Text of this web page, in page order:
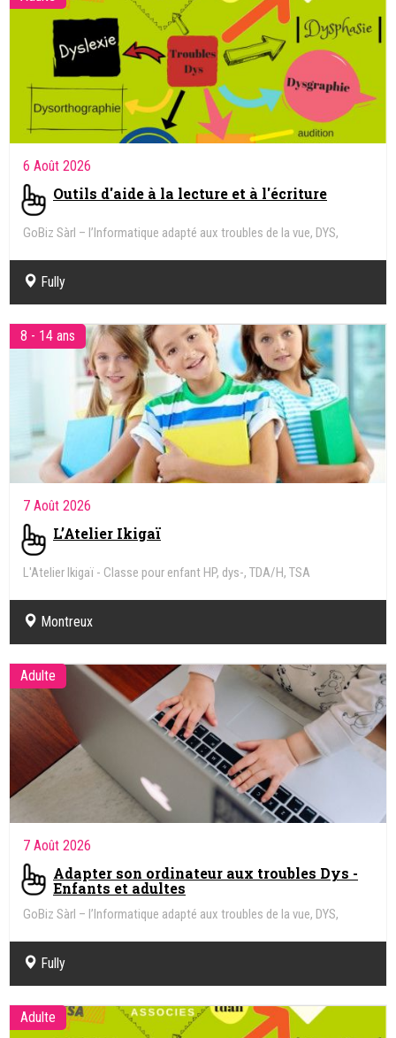
6 Août 2026
Outils d'aide à la lecture et à l'écriture
GoBiz Sàrl – l’Informatique adapté aux troubles de la vue, DYS,
Fully
8 - 14 ans
7 Août 2026
L’Atelier Ikigaï
L'Atelier Ikigaï - Classe pour enfant HP, dys-, TDA/H, TSA
Montreux
Adulte
7 Août 2026
Adapter son ordinateur aux troubles Dys -
Enfants et adultes
GoBiz Sàrl – l’Informatique adapté aux troubles de la vue, DYS,
Fully
Adulte